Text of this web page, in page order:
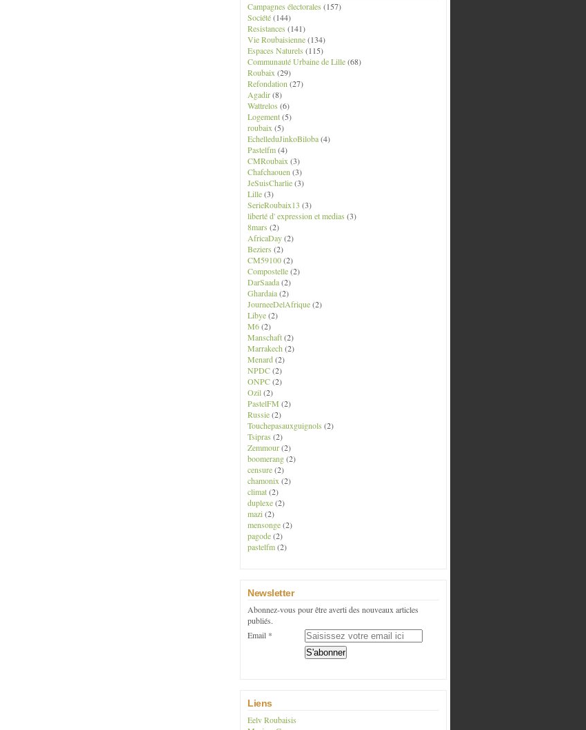
Campagnes électorales (157)
Société(144)
Resistances (141)
Vie Roubaisienne(134)
Espaces Naturels (115)
Communauté Urbaine de Lille(68)
Roubaix (29)
Refondation (27)
Agadir(8)
Wattrelos (6)
Logement(5)
roubaix (5)
EchelleduJinkoBiloba(4)
Pastelfm(4)
CMRoubaix (3)
Chafchaouen (3)
JeSuisCharlie(3)
Lille(3)
SerieRoubaix13 (3)
liberté d' expression et medias (3)
8mars (2)
AfricaDay(2)
Beziers (2)
CM59100(2)
Compostelle(2)
DarSaada(2)
Ghardaia(2)
JourneeDelAfrique(2)
Libye(2)
M6(2)
Manschaft(2)
Marrakech (2)
Menard(2)
NPDC(2)
ONPC(2)
Ozil(2)
PastelFM (2)
Russie(2)
Touchepasauxguignols (2)
Tsipras (2)
Zemmour(2)
boomerang(2)
censure(2)
chamonix (2)
climat(2)
duplexe(2)
mazi(2)
mensonge(2)
pagode(2)
pastelfm(2)
Newsletter
Abonnez-vous pour être averti des nouveaux articles
publiés.
Email
Liens
Eelv Roubaisis